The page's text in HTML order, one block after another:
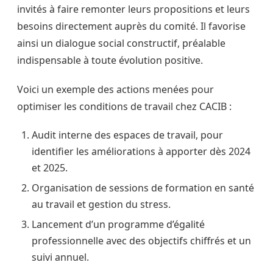
invités à faire remonter leurs propositions et leurs
besoins directement auprès du comité. Il favorise
ainsi un dialogue social constructif, préalable
indispensable à toute évolution positive.
Voici un exemple des actions menées pour
optimiser les conditions de travail chez CACIB :
Audit interne des espaces de travail, pour
identifier les améliorations à apporter dès 2024
et 2025.
Organisation de sessions de formation en santé
au travail et gestion du stress.
Lancement d’un programme d’égalité
professionnelle avec des objectifs chiffrés et un
suivi annuel.